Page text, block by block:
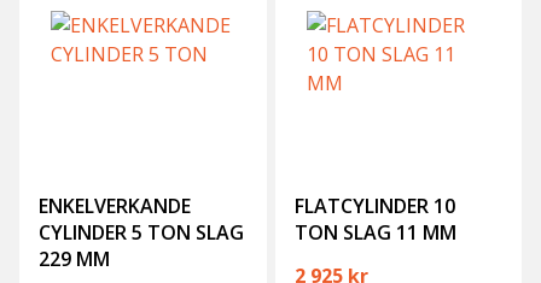
ENKELVERKANDE
CYLINDER 5 TON SLAG
229 MM
FLATCYLINDER 10
TON SLAG 11 MM
2 925 kr